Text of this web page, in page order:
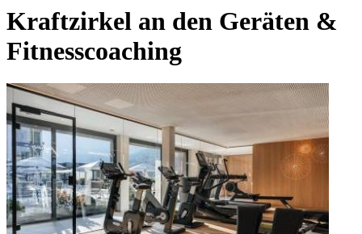
Kraftzirkel an den Geräten &
Fitnesscoaching